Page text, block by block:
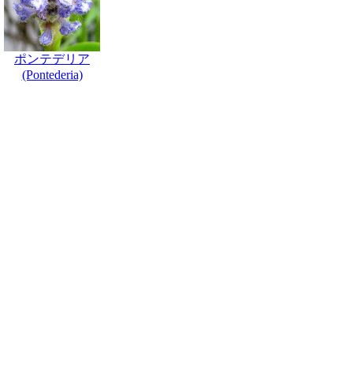
ポンテデリア
(Pontederia)